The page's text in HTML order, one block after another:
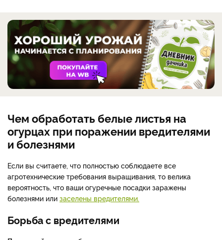
Чем обработать белые листья на
огурцах при поражении вредителями
и болезнями
Если вы считаете, что полностью соблюдаете все
агротехнические требования выращивания, то велика
вероятность, что ваши огуречные посадки заражены
болезнями или заселены вредителями.
Борьба с вредителями